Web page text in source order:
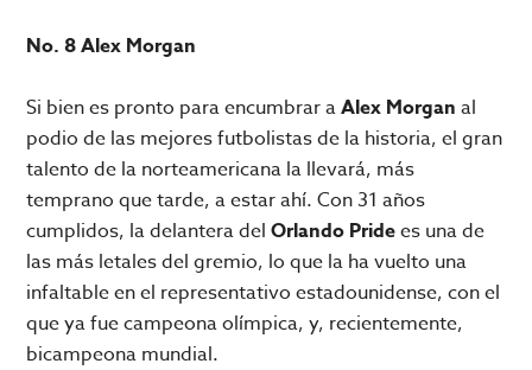
No. 8 Alex Morgan
Si bien es pronto para encumbrar aAlex Morgan al
podio de las mejores futbolistas de la historia, el gran
talento de la norteamericana la llevará, más
temprano que tarde, a estar ahí. Con 31 años
cumplidos, la delantera delOrlando Pridees una de
las más letales del gremio, lo que la ha vuelto una
infaltable en el representativo estadounidense, con el
que ya fue campeona olímpica, y, recientemente,
bicampeona mundial.